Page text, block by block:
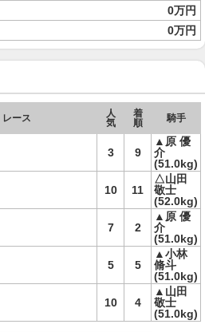
0万円
0万円
レース
人
気
着
順
騎手
3 9
▲原 優
介
(51.0kg)
10 11
△山田
敬士
(52.0kg)
7 2
▲原 優
介
(51.0kg)
5 5
▲小林
脩斗
(51.0kg)
10 4
▲山田
敬士
(51.0kg)